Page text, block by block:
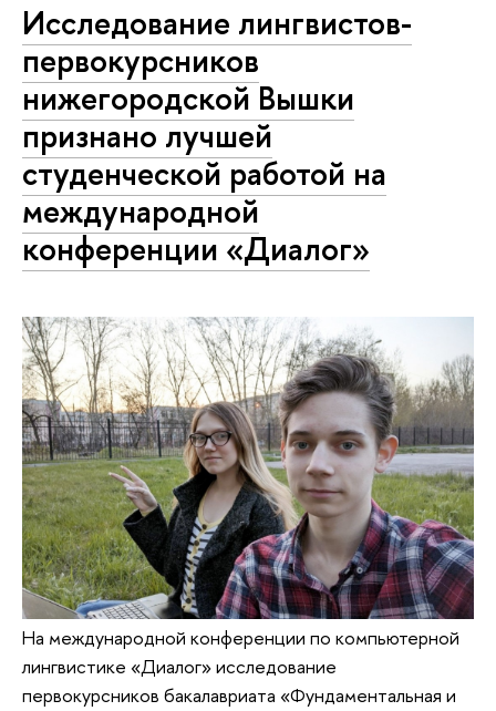
Исследование лингвистов-
первокурсников
нижегородской Вышки
признано лучшей
студенческой работой на
международной
конференции «Диалог»
На международной конференции по компьютерной
лингвистике «Диалог» исследование
первокурсников бакалавриата «Фундаментальная и